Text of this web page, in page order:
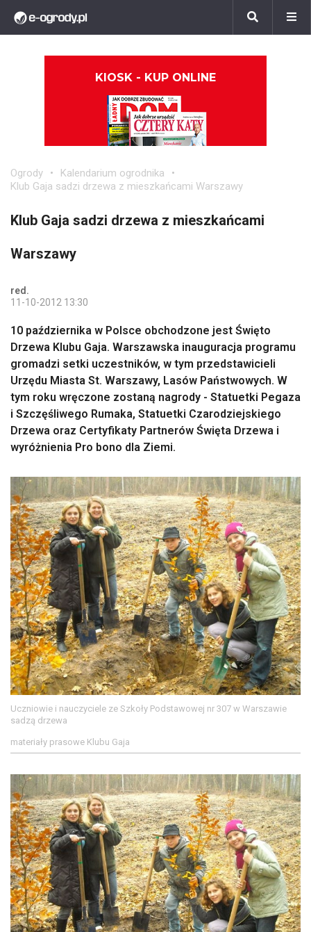
KIOSK - KUP ONLINE
Ogrody
Kalendarium ogrodnika
Klub Gaja sadzi drzewa z mieszkańcami Warszawy
Klub Gaja sadzi drzewa z mieszkańcami
Warszawy
red.
11-10-2012 13:30
10 października w Polsce obchodzone jest Święto
Drzewa Klubu Gaja. Warszawska inauguracja programu
gromadzi setki uczestników, w tym przedstawicieli
Urzędu Miasta St. Warszawy, Lasów Państwowych. W
tym roku wręczone zostaną nagrody - Statuetki Pegaza
i Szczęśliwego Rumaka, Statuetki Czarodziejskiego
Drzewa oraz Certyfikaty Partnerów Święta Drzewa i
wyróżnienia Pro bono dla Ziemi.
Uczniowie i nauczyciele ze Szkoły Podstawowej nr 307 w Warszawie
sadzą drzewa
materiały prasowe Klubu Gaja